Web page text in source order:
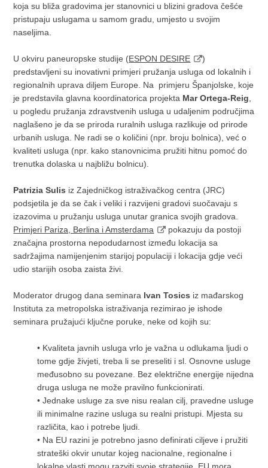
koja su bliža gradovima jer stanovnici u blizini gradova češće
pristupaju uslugama u samom gradu, umjesto u svojim
naseljima.
U okviru paneuropske studije (ESPON DESIRE
)
predstavljeni su inovativni primjeri pružanja usluga od lokalnih i
regionalnih uprava diljem Europe. Na primjeru Španjolske, koje
je predstavila glavna koordinatorica projekta Mar Ortega-Reig,
u pogledu pružanja zdravstvenih usluga u udaljenim područjima
naglašeno je da se priroda ruralnih usluga razlikuje od prirode
urbanih usluga. Ne radi se o količini (npr. broju bolnica), već o
kvaliteti usluga (npr. kako stanovnicima pružiti hitnu pomoć do
trenutka dolaska u najbližu bolnicu).
Patrizia Sulis iz Zajedničkog istraživačkog centra (JRC)
podsjetila je da se čak i veliki i razvijeni gradovi suočavaju s
izazovima u pružanju usluga unutar granica svojih gradova.
Primjeri Pariza, Berlina i Amsterdama
pokazuju da postoji
značajna prostorna nepodudarnost između lokacija sa
sadržajima namijenjenim starijoj populaciji i lokacija gdje veći
udio starijih osoba zaista živi.
Moderator drugog dana seminara Ivan Tosics iz mađarskog
Instituta za metropolska istraživanja rezimirao je ishode
seminara pružajući ključne poruke, neke od kojih su:
• Kvaliteta javnih usluga vrlo je važna u odlukama ljudi o
tome gdje živjeti, treba li se preseliti i sl. Osnovne usluge
međusobno su povezane. Bez električne energije nijedna
druga usluga ne može pravilno funkcionirati.
• Jednake usluge za sve nisu realan cilj, pravedne usluge
ili minimalne razine usluga su realni pristupi. Mjesta su
različita, kao i potrebe ljudi.
• Na EU razini je potrebno jasno definirati ciljeve i pružiti
strateški okvir unutar kojeg nacionalne, regionalne i